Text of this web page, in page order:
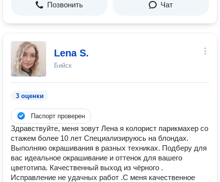
Позвонить Чат
Lena S.
Бийск
3 оценки
Паспорт проверен
Здравствуйте, меня зовут Лена я колорист парикмахер со
стажем более 10 лет Специализируюсь на блондах.
Выполняю окрашивания в разных техниках. Подберу для
вас идеальное окрашивание и оттенок для вашего
цветотипа. Качественный выход из чёрного .
Исправление не удачных работ .С меня качественное